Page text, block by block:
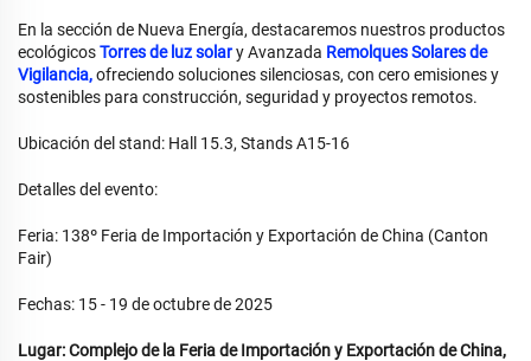
En la sección de Nueva Energía, destacaremos nuestros productos
ecológicosTorres de luz solary Avanzada Remolques Solares de
Vigilancia,ofreciendo soluciones silenciosas, con cero emisiones y
sostenibles para construcción, seguridad y proyectos remotos.
Ubicación del stand: Hall 15.3, Stands A15-16
Detalles del evento:
Feria: 138º Feria de Importación y Exportación de China (Canton
Fair)
Fechas: 15 - 19 de octubre de 2025
Lugar: Complejo de la Feria de Importación y Exportación de China,